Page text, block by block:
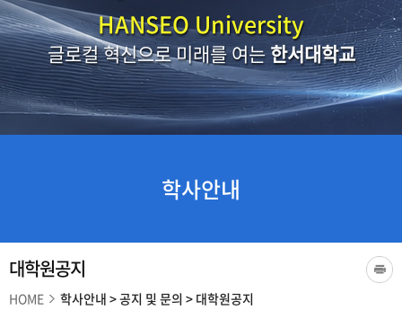
HANSEO University
글로컬 혁신으로 미래를 여는한서대학교
학사안내
대학원공지
HOME 학사안내 >공지 및 문의 > 대학원공지